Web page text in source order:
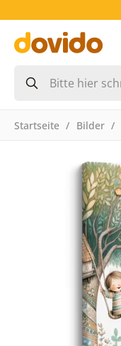
Startseite Bilder